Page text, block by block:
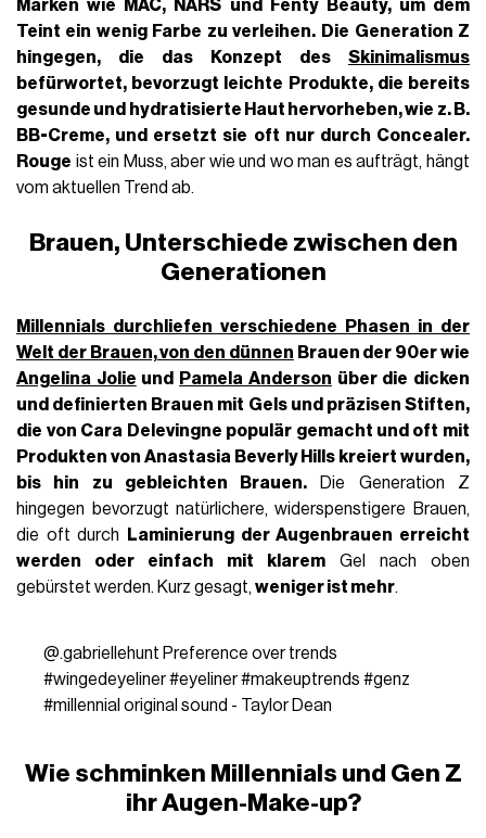
Marken wie MAC, NARS und FentyBeauty, um dem
Teint ein wenig Farbe zu verleihen. Die Generation Z
hingegen, die das Konzept des Skinimalismus
befürwortet, bevorzugt leichte Produkte, die bereits
gesunde und hydratisierte Haut hervorheben, wie z. B.
BB-Creme, und ersetzt sie oft nur durch Concealer.
Rouge ist ein Muss, aber wie und wo man es aufträgt, hängt
vom aktuellen Trend ab.
Brauen, Unterschiede zwischen den
Generationen
Millennials durchliefen verschiedene Phasen in der
Welt der Brauen, von den dünnen Brauen der 90er wie
Angelina Jolie und Pamela Anderson über die dicken
und definierten Brauen mit Gels und präzisen Stiften,
die von Cara Delevingne populär gemacht und oft mit
Produkten von Anastasia Beverly Hills kreiert wurden,
bis hin zu gebleichten Brauen. Die Generation Z
hingegen bevorzugt natürlichere, widerspenstigere Brauen,
die oft durch
Laminierung der Augenbrauen erreicht
werden oder einfach mit klarem Gel nach oben
gebürstet werden. Kurz gesagt,weniger ist mehr.
@.gabriellehunt Preference over trends
#wingedeyeliner#eyeliner#makeuptrends #genz
#millennial original sound - Taylor Dean
Wie schminken Millennials und Gen Z
ihr Augen-Make-up?